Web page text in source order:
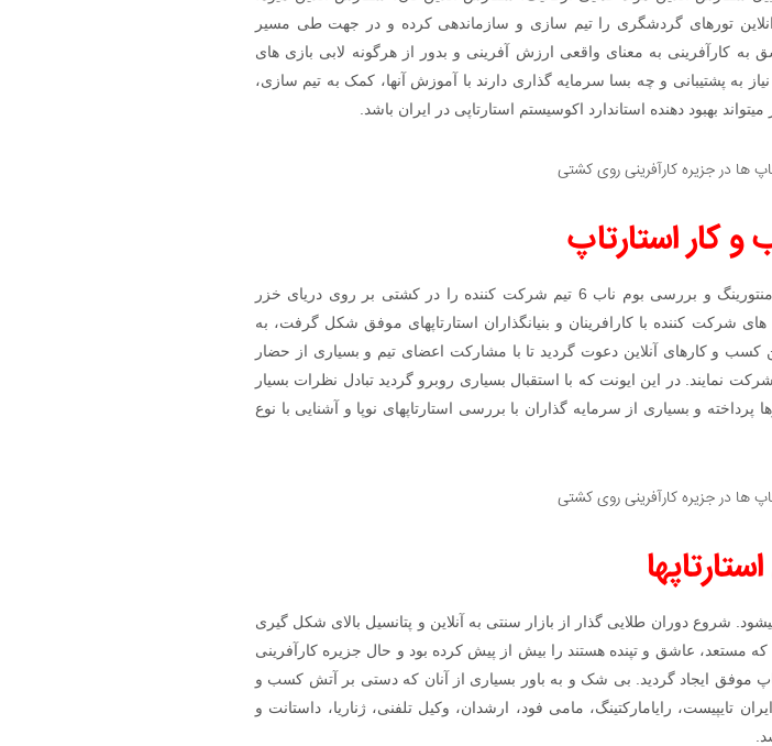
تورهای گردشگری را تیم سازی و سازماندهی کرده و در جهت طی مسیر
به کارآفرینی به معنای واقعی ارزش آفرینی و بدور از هرگونه لابی بازی های
پشتیبانی و چه بسا سرمایه گذاری دارند با آموزش آنها، کمک به تیم سازی،
بهبود دهنده استاندارد اکوسیستم استارتاپی در ایران باشد.
کار استارتاپ
در این گردهمایی و اقدام جدید، جزیره کارآفرینی بر آن شد تا جلسه منتورینگ و بررسی بوم ناب 6 تیم شرکت کننده را در کشتی بر روی دریای خزر
شرکت کننده با کارافرینان و بنیانگذاران استارتاپهای موفق شکل گرفت، به
و کارهای آنلاین دعوت گردید تا با مشارکت اعضای تیم و بسیاری از حضار
علاقمند و جزیره کارآفرینی در این ایونت استارتاپی مورخ 28/06/1398 شرکت نمایند. در این ایونت که با استقبال بسیاری روبرو گردید تبادل نظرات بسیار
و بسیاری از سرمایه گذاران با بررسی استارتاپهای نوپا و آشنایی با نوع
شروع دوران طلایی گذار از بازار سنتی به آنلاین و پتانسیل بالای شکل گیری
که مستعد، عاشق و تپنده هستند را بیش از پیش کرده بود و حال جزیره کارآفرینی
از بزرگترین کارافرینان کشور با سابقه مدیریت 8 استارتاپ موفق ایجاد گردید. بی شک و به باور بسیاری از آنان که دستی بر آتش کسب و
تایپیست، رایامارکتینگ، مامی فود، ارشدان، وکیل تلفنی، ژناریا، داستانت و